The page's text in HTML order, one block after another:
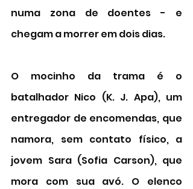
numa zona de doentes - e
chegam a morrer em dois dias.
O mocinho da trama é o
batalhador Nico (K. J. Apa), um
entregador de encomendas, que
namora, sem contato físico, a
jovem Sara (Sofia Carson), que
mora com sua avó. O elenco